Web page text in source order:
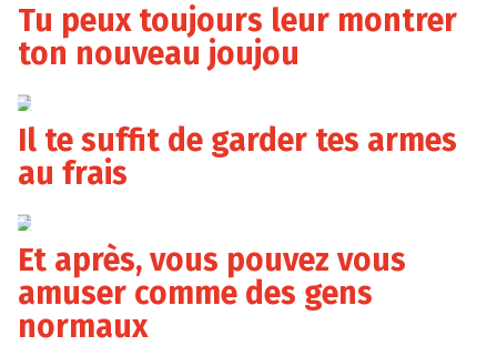
Tu peux toujours leur montrer
ton nouveau joujou
kingofsparklers.com
Il te suffit de garder tes armes
au frais
kingofsparklers.com
Et après, vous pouvez vous
amuser comme des gens
normaux